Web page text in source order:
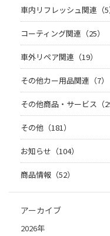
車内リフレッシュ関連（5
コーティング関連（25）
車外リペア関連（19）
その他カー用品関連（7）
その他商品・サービス（29
その他（181）
お知らせ（104）
商品情報（52）
アーカイブ
2026年